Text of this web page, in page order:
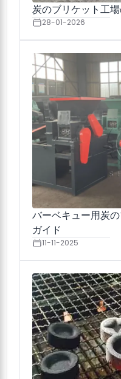
炭のブリケット工
28-01-2026
バーベキュー用炭
ガイド
11-11-2025